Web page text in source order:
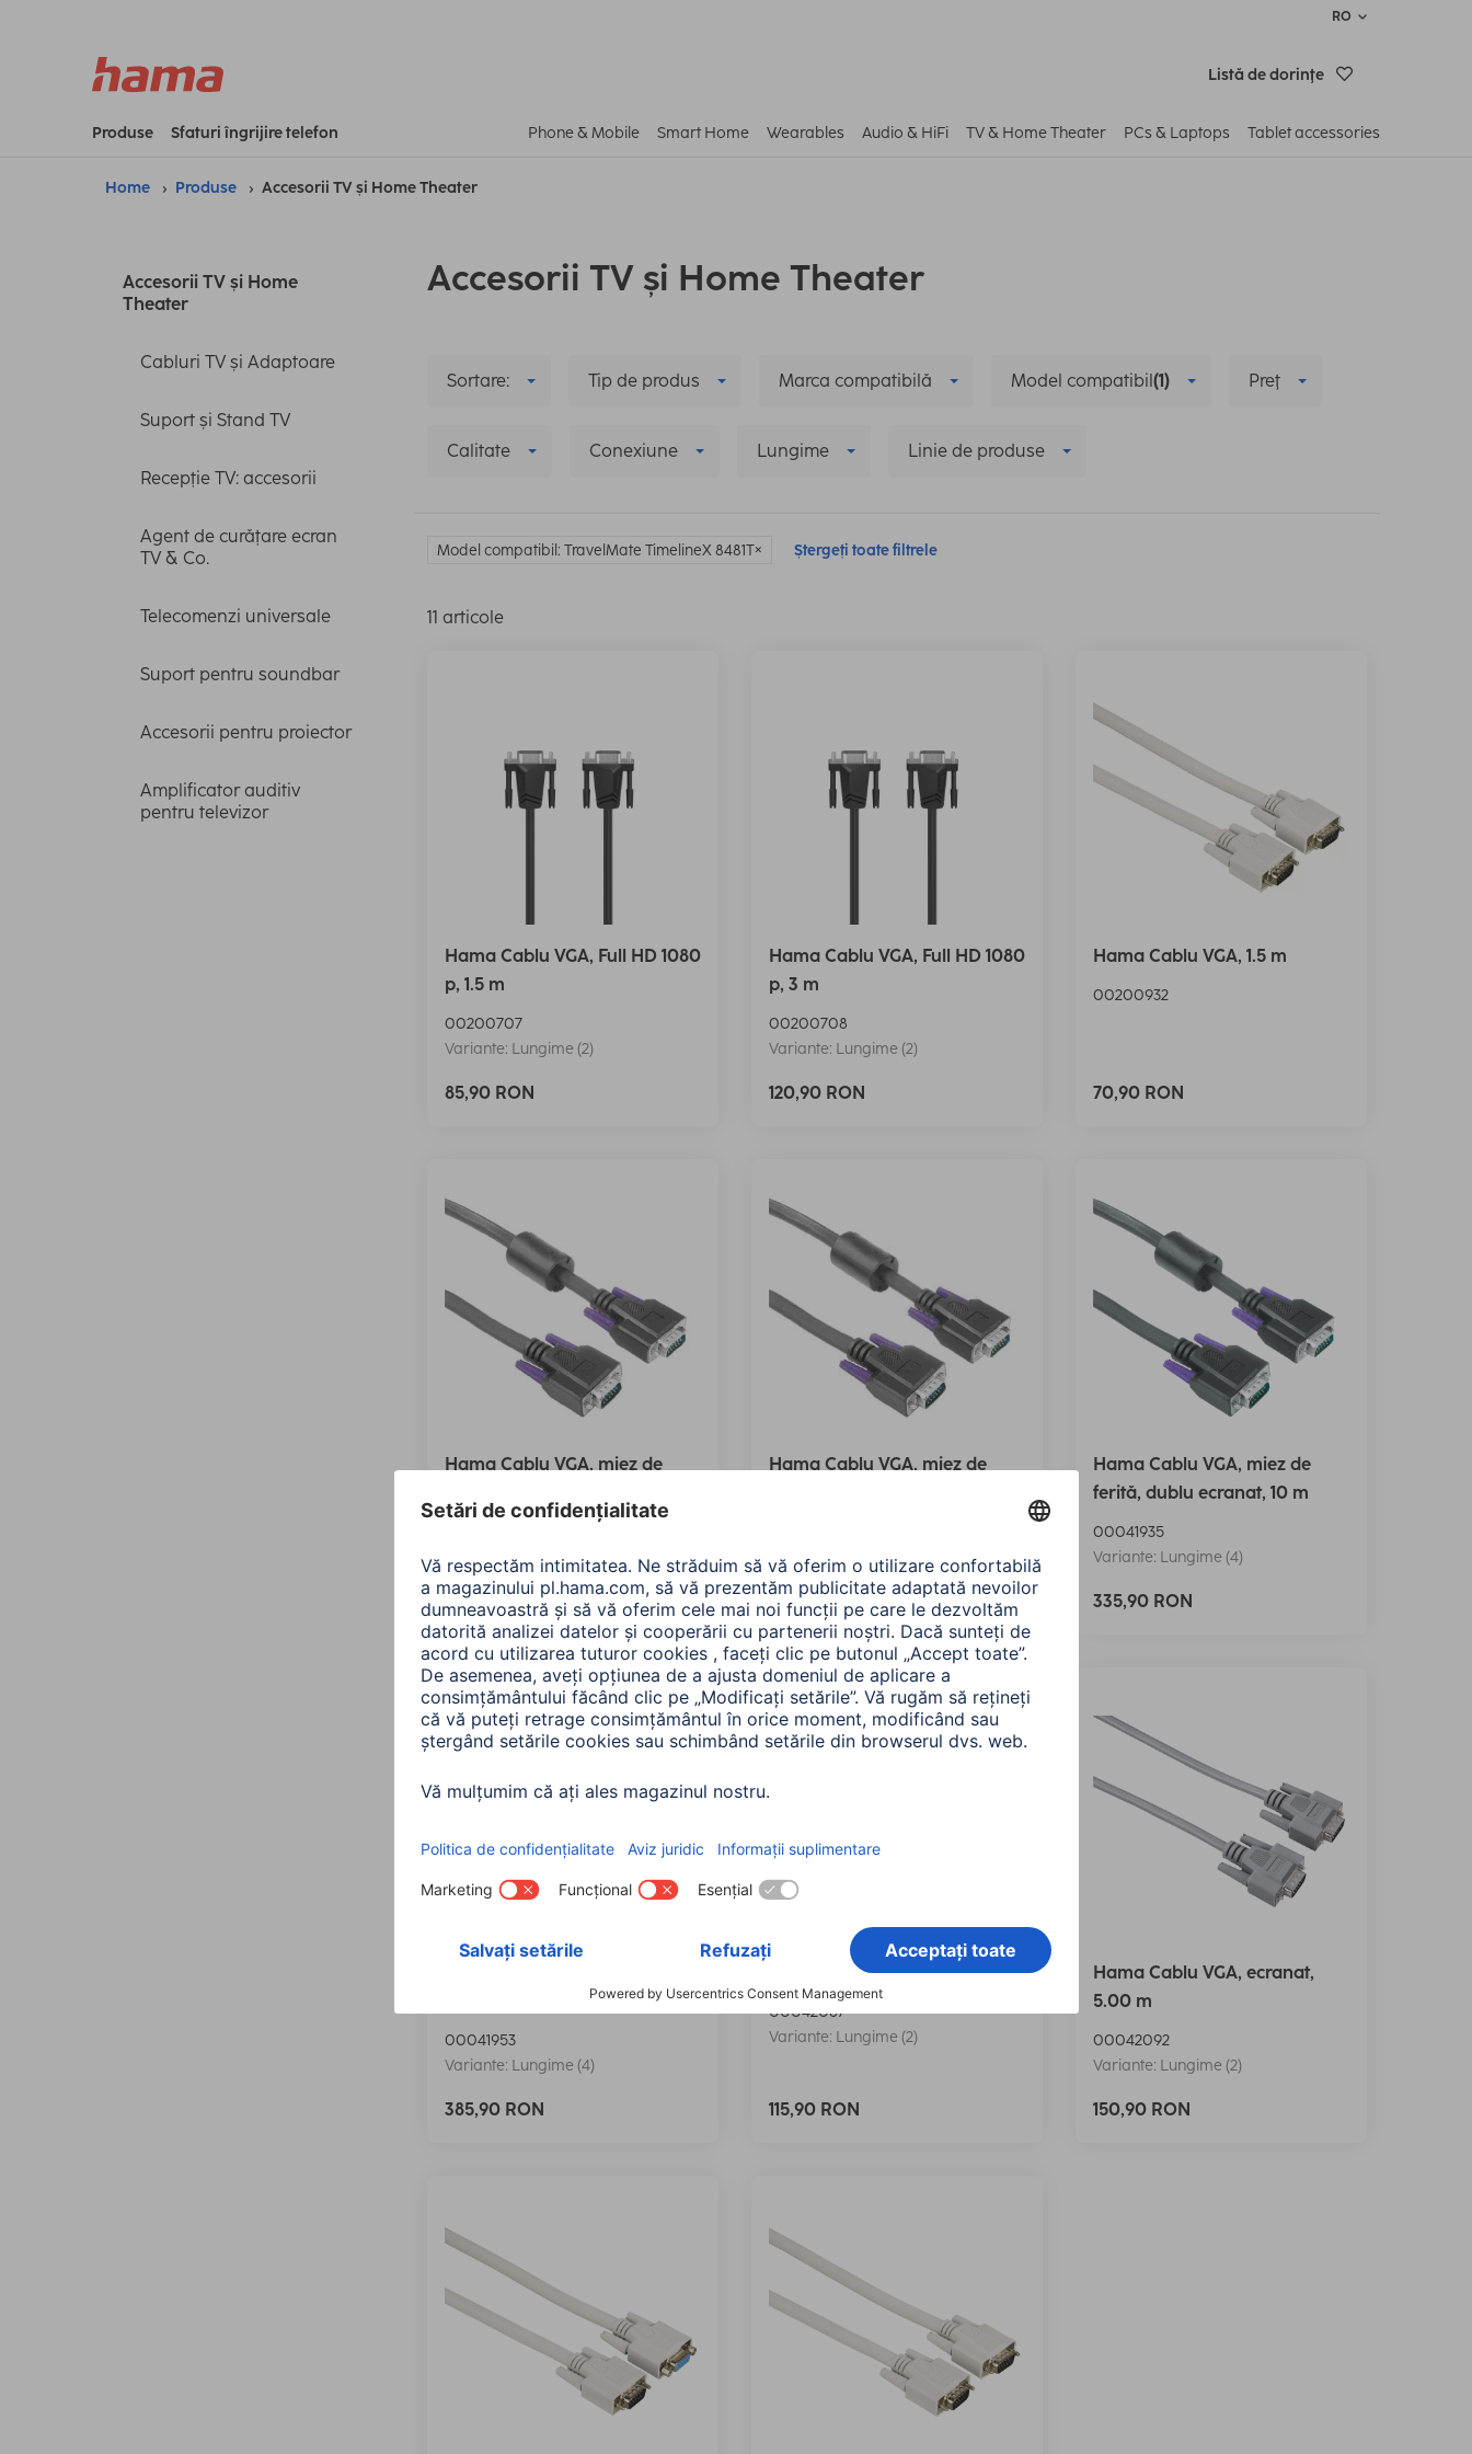
RO
Listă de dorinţe
Produse Sfaturi îngrijire telefon Phone & Mobile Smart Home Wearables Audio & HiFi TV & Home Theater PCs & Laptops Tablet accessories
Home Produse Accesorii TV și Home Theater
Accesorii TV și Home
Theater
Cabluri TV și Adaptoare
Suport și Stand TV
Recepție TV: accesorii
Agent de curățare ecran
TV & Co.
Telecomenzi universale
Suport pentru soundbar
Accesorii pentru proiector
Amplificator auditiv
pentru televizor
Accesorii TV și Home Theater
Sortare: Tip de produs Marca compatibilă Model compatibil(1) Preţ
Calitate Conexiune Lungime Linie de produse
Model compatibil: TravelMate TimelineX 8481T Ștergeți toate filtrele
11 articole
Hama Cablu VGA, Full HD 1080
p, 1.5 m
00200707
Variante: Lungime (2)
85,90 RON
Hama Cablu VGA, Full HD 1080
p, 3 m
00200708
Variante: Lungime (2)
120,90 RON
Hama Cablu VGA, 1.5 m
00200932
70,90 RON
Hama Cablu VGA, miez de
Variante: Lungime (4)
150,90 RON
Hama Cablu VGA, miez de
Variante: Lungime (4)
190,90 RON
Hama Cablu VGA, miez de
ferită, dublu ecranat, 10 m
00041935
Variante: Lungime (4)
335,90 RON
ferită, dublu ecranat, 15 m
00041953
Variante: Lungime (4)
385,90 RON
Hama Cablu VGA, ecranat, 3 m
00042087
Variante: Lungime (2)
115,90 RON
Hama Cablu VGA, ecranat,
5.00 m
00042092
Variante: Lungime (2)
150,90 RON